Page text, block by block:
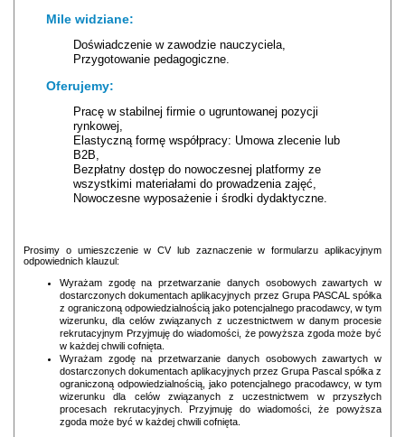
Mile widziane:
Doświadczenie w zawodzie nauczyciela,
Przygotowanie pedagogiczne.
Oferujemy:
Pracę w stabilnej firmie o ugruntowanej pozycji
rynkowej,
Elastyczną formę współpracy: Umowa zlecenie lub
B2B,
Bezpłatny dostęp do nowoczesnej platformy ze
wszystkimi materiałami do prowadzenia zajęć,
Nowoczesne wyposażenie i środki dydaktyczne.
Prosimy o umieszczenie w CV lub zaznaczenie w formularzu aplikacyjnym
odpowiednich klauzul:
Wyrażam zgodę na przetwarzanie danych osobowych zawartych w
dostarczonych dokumentach aplikacyjnych przez Grupa PASCAL spółka
z ograniczoną odpowiedzialnością jako potencjalnego pracodawcy, w tym
wizerunku, dla celów związanych z uczestnictwem w danym procesie
rekrutacyjnym Przyjmuję do wiadomości, że powyższa zgoda może być
w każdej chwili cofnięta.
Wyrażam zgodę na przetwarzanie danych osobowych zawartych w
dostarczonych dokumentach aplikacyjnych przez Grupa Pascal spółka z
ograniczoną odpowiedzialnością, jako potencjalnego pracodawcy, w tym
wizerunku dla celów związanych z uczestnictwem w przyszłych
procesach rekrutacyjnych. Przyjmuję do wiadomości, że powyższa
zgoda może być w każdej chwili cofnięta.